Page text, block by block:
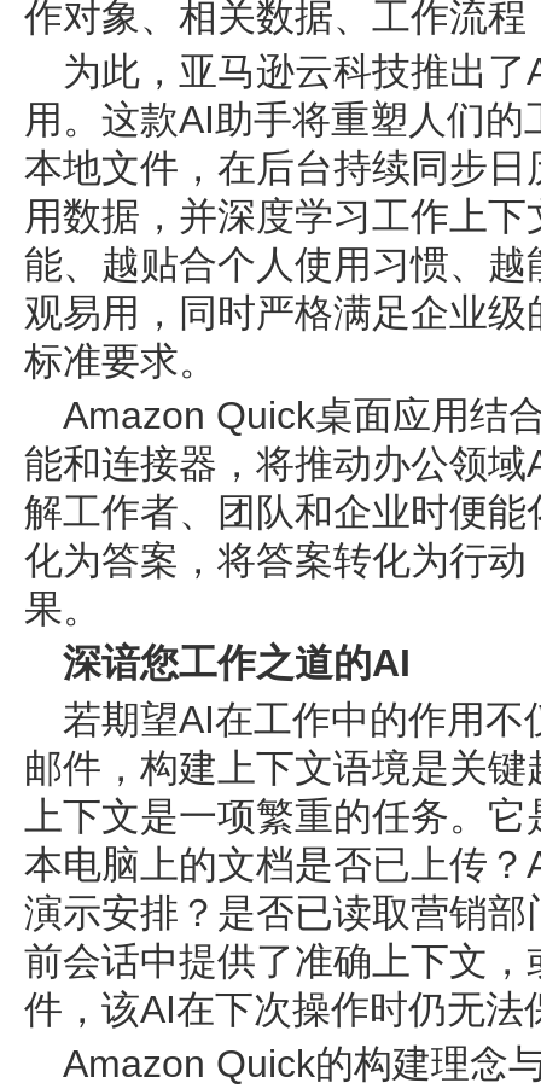
作对象、相关数据、工作流
为此，亚马逊云科技推出
用。这款AI助手将重塑人们
本地文件，在后台持续同步
用数据，并深度学习工作上
能、越贴合个人使用习惯、
观易用，同时严格满足企业
标准要求。
Amazon Quick桌面应用结
能和连接器，将推动办公领
解工作者、团队和企业时便
化为答案，将答案转化为行
果。
深谙您工作之道的AI
若期望AI在工作中的作用
邮件，构建上下文语境是关
上下文是一项繁重的任务。
本电脑上的文档是否已上传
演示安排？是否已读取营销
前会话中提供了准确上下文
件，该AI在下次操作时仍无法
Amazon Quick的构建理念